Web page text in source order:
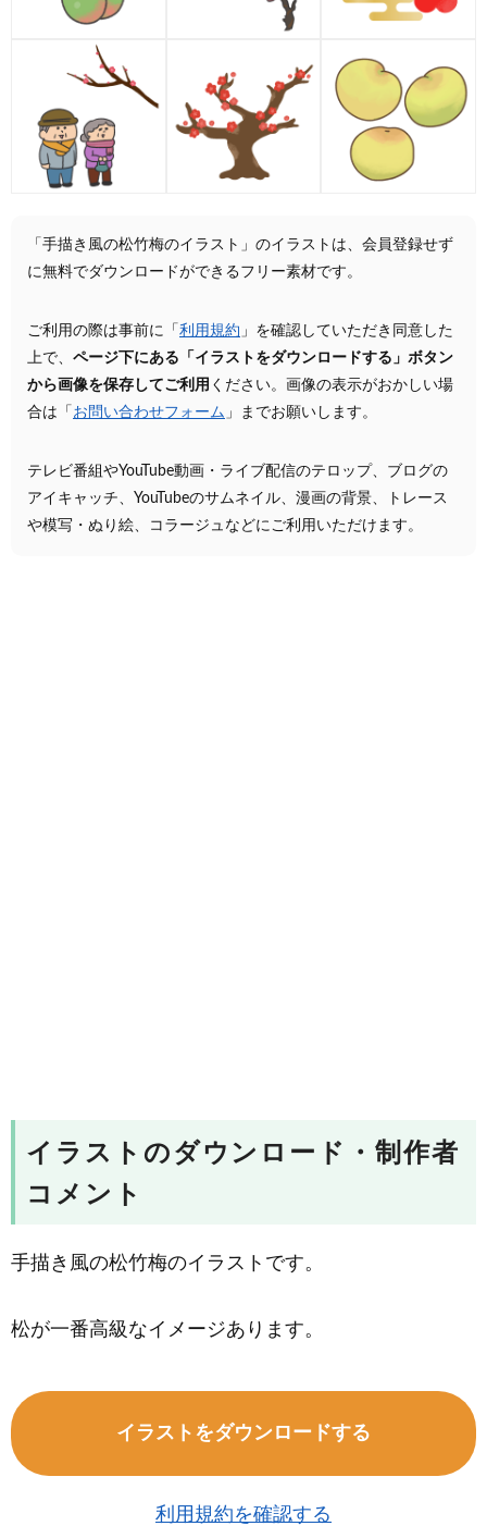
「手描き風の松竹梅のイラスト」のイラストは、会員登録せず
に無料でダウンロードができるフリー素材です。
ご利用の際は事前に「 利用規約 」を確認していただき同意した
上で、 ページ下にある「イラストをダウンロードする」ボタン
から画像を保存してご利用 ください。画像の表示がおかしい場
合は「 お問い合わせフォーム 」までお願いします。
テレビ番組やYouTube動画・ライブ配信のテロップ、ブログの
アイキャッチ、YouTubeのサムネイル、漫画の背景、トレース
や模写・ぬり絵、コラージュなどにご利用いただけます。
イラストのダウンロード・制作者
コメント
手描き風の松竹梅のイラストです。
松が一番高級なイメージあります。
イラストをダウンロードする
利用規約を確認する